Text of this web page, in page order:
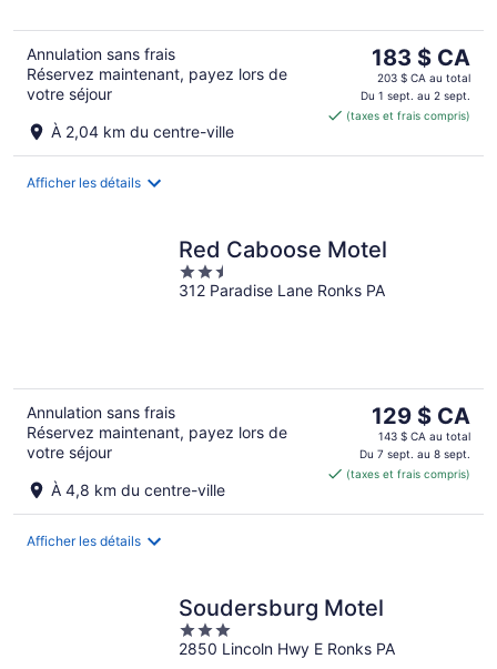
Annulation sans frais
Réservez maintenant, payez lors de
votre séjour
À 2,04 km du centre-ville
Le
prix
est
de 183 $ CA
183 $ CA
203 $ CA au total
Du 1 sept. au 2 sept.
(taxes et frais compris)
Afficher les détails
Red Caboose Motel
2.5
out
312 Paradise Lane Ronks PA
Annulation sans frais
Réservez maintenant, payez lors de
votre séjour
À 4,8 km du centre-ville
Le
prix
est
de 129 $ CA
129 $ CA
143 $ CA au total
Du 7 sept. au 8 sept.
(taxes et frais compris)
Afficher les détails
Soudersburg Motel
3
out
2850 Lincoln Hwy E Ronks PA